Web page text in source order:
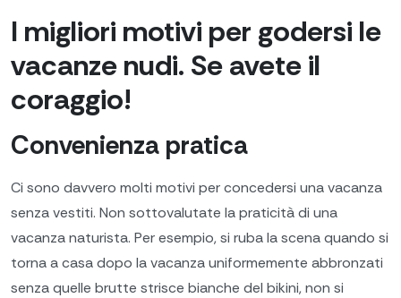
I migliori motivi per godersi le
vacanze nudi. Se avete il
coraggio!
Convenienza pratica
Ci sono davvero molti motivi per concedersi una vacanza
senza vestiti. Non sottovalutate la praticità di una
vacanza naturista. Per esempio, si ruba la scena quando si
torna a casa dopo la vacanza uniformemente abbronzati
senza quelle brutte strisce bianche del bikini, non si